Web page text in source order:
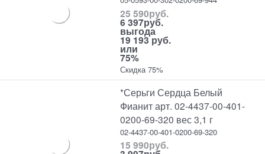
25 590руб.
6 397руб.
выгода
19 193 руб.
или
75%
Скидка 75%
*Серьги Сердца Белый
Фианит арт. 02-4437-00-401-
0200-69-320 вес 3,1 г
02-4437-00-401-0200-69-320
15 990руб.